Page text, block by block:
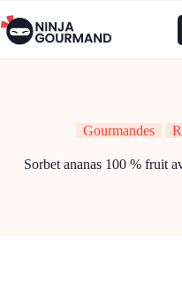
au
contenu
Gourmandes
Sorbet ananas 100 % fruit